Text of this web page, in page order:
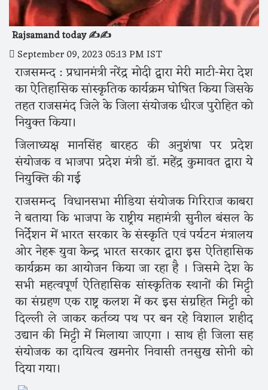
Rajsamand today ✍️✍️
September 09, 2023 05:13 PM IST
राजसमन्द : प्रधानमंत्री नरेंद्र मोदी द्वारा मेरी माटी-मेरा देश
का ऐतिहासिक सांस्कृतिक कार्यक्रम घोषित किया जिसके
तहत राजसमंद जिले के जिला संयोजक धीरज पुरोहित को
नियुक्त किया।
जिलाध्यक्ष मानसिंह बारहठ की अनुशंषा पर प्रदेश
संयोजक व भाजपा प्रदेश मंत्री डॉ. महेंद्र कुमावत द्वारा ये
नियुक्ति की गई
राजसमन्द विधानसभा मीडिया संयोजक गिरिराज काबरा
ने बताया कि भाजपा के राष्ट्रीय महामंत्री सुनील बंसल के
निर्देशन में भारत सरकार के संस्कृति एवं पर्यटन मंत्रालय
ओर नेहरू युवा केन्द्र भारत सरकार द्वारा इस ऐतिहासिक
कार्यक्रम का आयोजन किया जा रहा है । जिसमे देश के
सभी महत्वपूर्ण ऐतिहासिक सांस्कृतिक स्थानों की मिट्टी
का संग्रहण एक राष्ट्र कलश में कर इस संग्रहित मिट्टी को
दिल्ली ले जाकर कर्तव्य पथ पर बन रहे विशाल शहीद
उद्यान की मिट्टी में मिलाया जाएगा । साथ ही जिला सह
संयोजक का दायित्व खमनोर निवासी तनसुख सोनी को
दिया गया।